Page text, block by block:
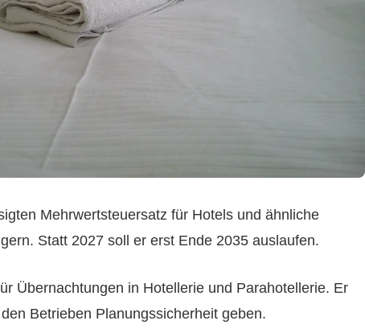
Mehrwertsteuersatz für Hotels und ähnliche
Statt 2027 soll er erst Ende 2035 auslaufen.
Übernachtungen in Hotellerie und Parahotellerie. Er
Betrieben Planungssicherheit geben.